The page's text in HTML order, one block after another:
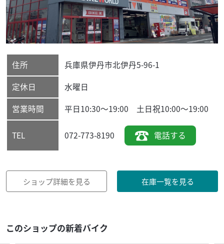
住所 兵庫県伊丹市北伊丹5-96-1
定休日
水曜日
営業時間
平日10:30～19:00 土日祝10:00～19:00
TEL 072-773-8190 電話する
ショップ詳細を見る 在庫一覧を見る
このショップの新着バイク